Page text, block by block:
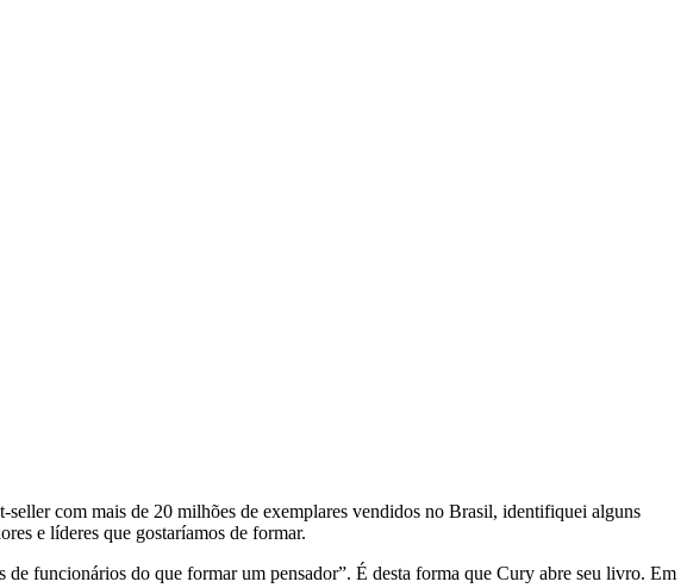
com mais de 20 milhões de exemplares vendidos no Brasil, identifiquei alguns
e líderes que gostaríamos de formar.
funcionários do que formar um pensador”. É desta forma que Cury abre seu livro. Em